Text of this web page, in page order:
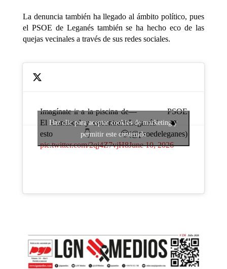
La denuncia también ha llegado al ámbito político, pues
el PSOE de Leganés también se ha hecho eco de las
quejas vecinales a través de sus redes sociales.
Imagínate ir a la piscina de
El Carrascal y encontrarte
esto 👇🙄
pic.twitter.com/2qj4Z7vjH8
— PSOE
Leganés/ ❤️
(@psoedeleganes)
June 10, 2026
Haz clic para aceptar cookies de marketing y
permitir este contenido